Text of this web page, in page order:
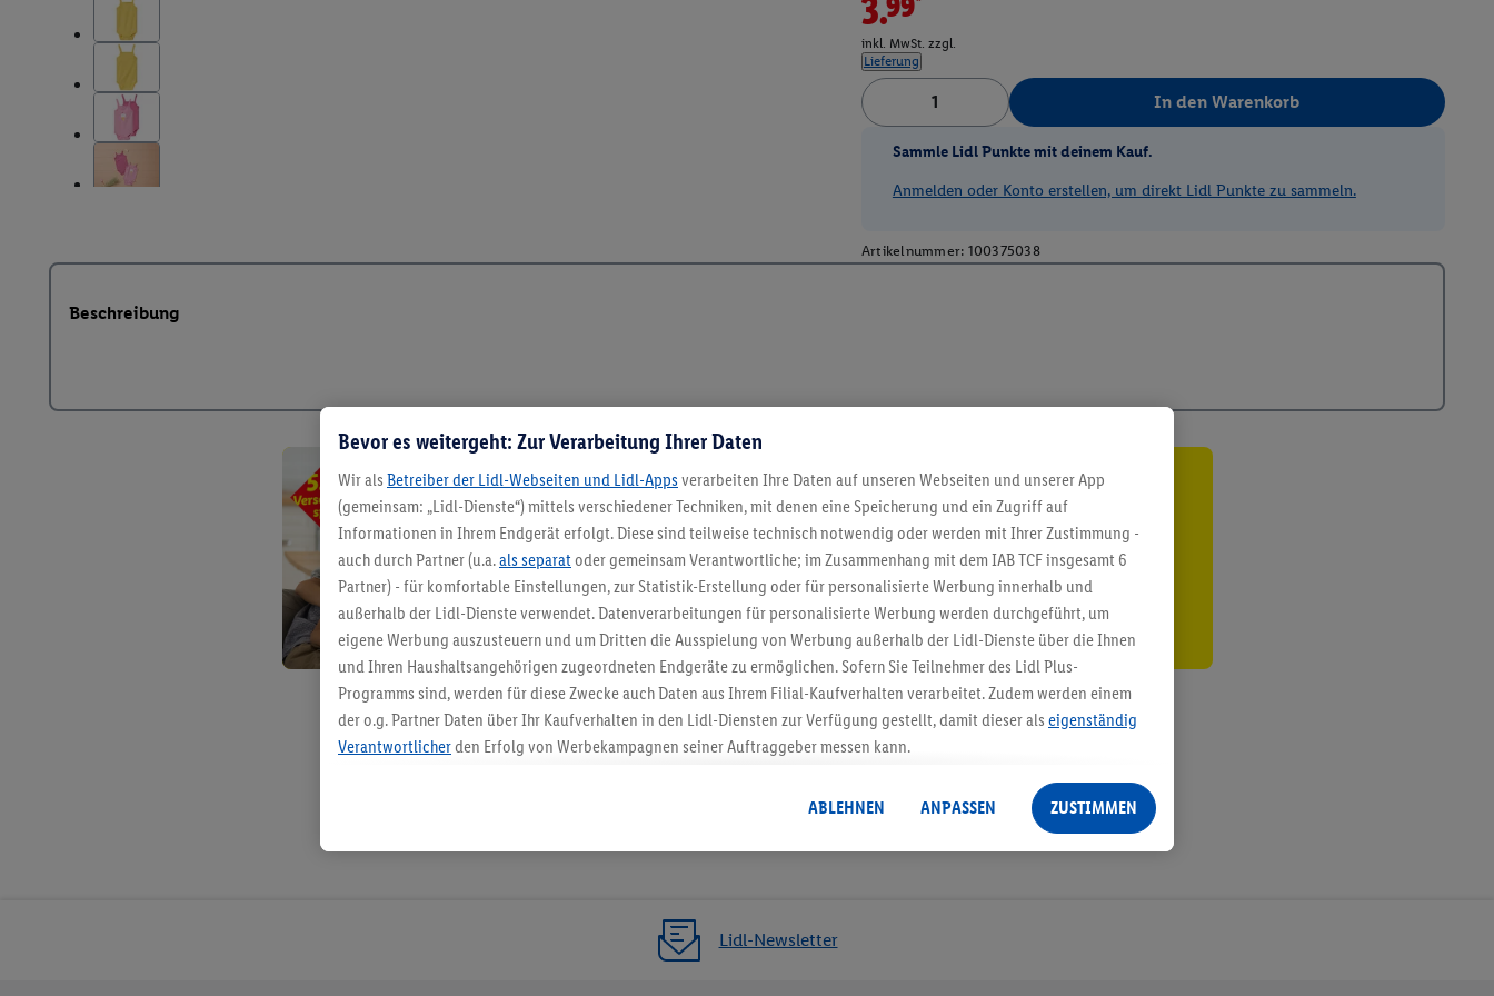
3.99*
inkl. MwSt. zzgl.
Lieferung
In den Warenkorb
Sammle Lidl Punkte mit deinem Kauf.
Anmelden oder Konto erstellen, um direkt Lidl Punkte zu sammeln.
Artikelnummer: 100375038
Beschreibung
5.95 € Versand sparen³²ᵃ
Jetzt zum Newsletter anmelden
Gutschein sichern!
Lidl-Newsletter
Bevor es weitergeht: Zur Verarbeitung Ihrer Daten
Wir als Betreiber der Lidl-Webseiten und Lidl-Apps verarbeiten Ihre Daten auf unseren Webseiten und unserer App
(gemeinsam: „Lidl-Dienste“) mittels verschiedener Techniken, mit denen eine Speicherung und ein Zugriff auf
Informationen in Ihrem Endgerät erfolgt. Diese sind teilweise technisch notwendig oder werden mit Ihrer Zustimmung -
auch durch Partner (u.a.als separat oder gemeinsam Verantwortliche; im Zusammenhang mit dem IAB TCF insgesamt 6
Partner) - für komfortable Einstellungen, zur Statistik-Erstellung oder für personalisierte Werbung innerhalb und
außerhalb der Lidl-Dienste verwendet. Datenverarbeitungen für personalisierte Werbung werden durchgeführt, um
eigene Werbung auszusteuern und um Dritten die Ausspielung von Werbung außerhalb der Lidl-Dienste über die Ihnen
und Ihren Haushaltsangehörigen zugeordneten Endgeräte zu ermöglichen. Sofern Sie Teilnehmer des Lidl Plus-
Programms sind, werden für diese Zwecke auch Daten aus Ihrem Filial-Kaufverhalten verarbeitet. Zudem werden einem
der o.g. Partner Daten über Ihr Kaufverhalten in den Lidl-Diensten zur Verfügung gestellt, damit dieser als eigenständig
Verantwortlicherden Erfolg von Werbekampagnen seiner Auftraggeber messen kann.
angereicherten Profilen. Dies umfasst die Zusammenführung von Daten (z.B. über Ihre Nutzung der Lidl-Dienste, Ihr
Kaufverhalten in den Lidl-Diensten, Informationen aus Ihrem Kundenkonto - z.B. Alter oder Geschlecht - sowie Ihre
genauen Standortdaten) auch über verschiedene Endgeräte und Lidl-Dienste hinweg einschließlich dem Speichern von
Erfolgsmessung der Werbung, zur Zielgruppenforschung, zur Entwicklung von Angeboten sowie zur technischen
Sicherung und Optimierung dieser Werbeausspielungen.
ABLEHNEN ANPASSEN ZUSTIMMEN